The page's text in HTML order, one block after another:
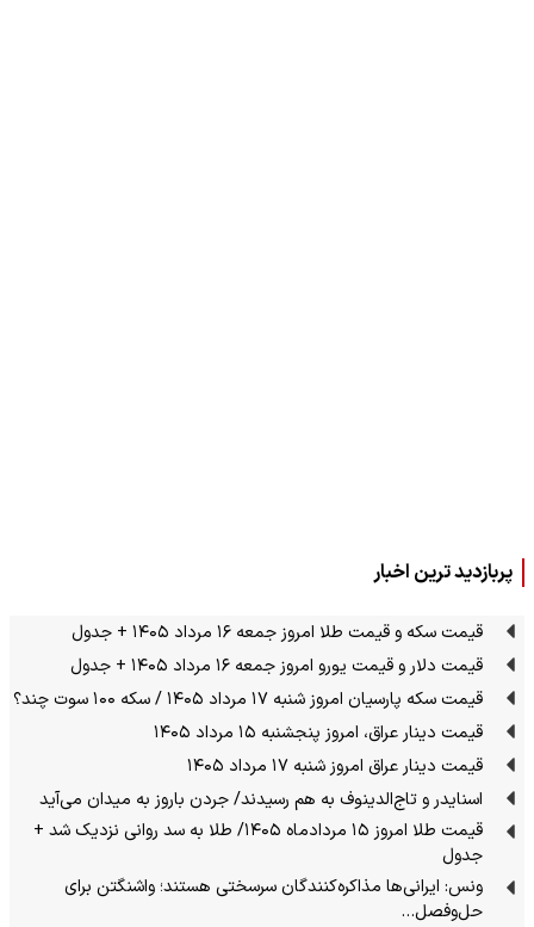
پربازدید ترین اخبار
قیمت سکه و قیمت طلا امروز جمعه ۱۶ مرداد ۱۴۰۵ + جدول
قیمت دلار و قیمت یورو امروز جمعه ۱۶ مرداد ۱۴۰۵ + جدول
قیمت سکه پارسیان امروز شنبه ۱۷ مرداد ۱۴۰۵ / سکه ۱۰۰ سوت چند؟
قیمت دینار عراق، امروز پنجشنبه ۱۵ مرداد ۱۴۰۵
قیمت دینار عراق امروز شنبه ۱۷ مرداد ۱۴۰۵
اسنایدر و تاج‌الدینوف به هم رسیدند/ جردن باروز به میدان می‌آید
قیمت طلا امروز ۱۵ مردادماه ۱۴۰۵/ طلا به سد روانی نزدیک شد +
جدول
ونس: ایرانی‌ها مذاکره‌کنندگان سرسختی هستند؛ واشنگتن برای
حل‌وفصل…